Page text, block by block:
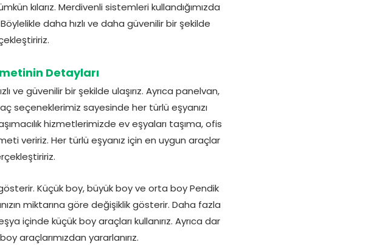
kılarız. Merdivenli sistemleri kullandığımızda
daha hızlı ve daha güvenilir bir şekilde
Detayları
ve güvenilir bir şekilde ulaşırız. Ayrıca panelvan,
seçeneklerimiz sayesinde her türlü eşyanızı
hizmetlerimizde ev eşyaları taşıma, ofis
veririz. Her türlü eşyanız için en uygun araçlar
Küçük boy, büyük boy ve orta boy Pendik
miktarına göre değişiklik gösterir. Daha fazla
içinde küçük boy araçları kullanırız. Ayrıca dar
araçlarımızdan yararlanırız.